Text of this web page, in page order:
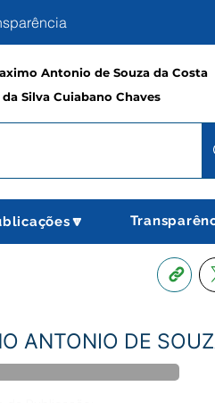
Antonio de Souza da Costa
da Silva Cuiabano Chaves
ANTONIO DE